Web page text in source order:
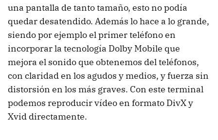
una pantalla de tanto tamaño, esto no podía
quedar desatendido. Además lo hace a lo grande,
siendo por ejemplo el primer teléfono en
incorporar la tecnología Dolby Mobile que
mejora el sonido que obtenemos del teléfonos,
con claridad en los agudos y medios, y fuerza sin
distorsión en los más graves. Con este terminal
podemos reproducir vídeo en formato DivX y
Xvid directamente.